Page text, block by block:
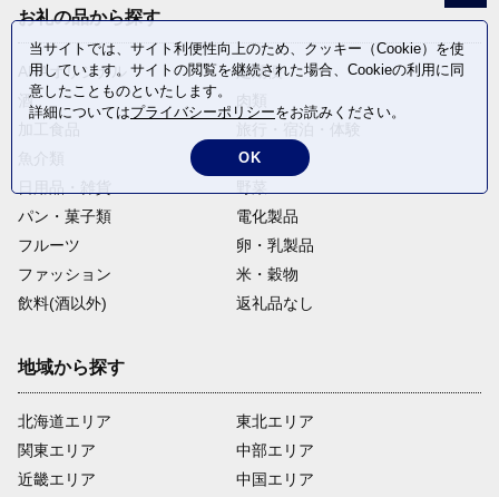
お礼の品から探す
ANAオリジナル
定期便
酒
麺類
パン・菓子類
電化製品
フルーツ
卵・乳製品
ファッション
米・穀物
飲料(酒以外)
返礼品なし
地域から探す
北海道エリア
関東エリア
近畿エリア
東北エリア
中部エリア
中国エリア
当サイトでは、サイト利便性向上のため、クッキー（Cookie）を使
用しています。サイトの閲覧を継続された場合、Cookieの利用に同
意したことものといたします。
詳細についてはプライバシーポリシーをお読みください。
OK